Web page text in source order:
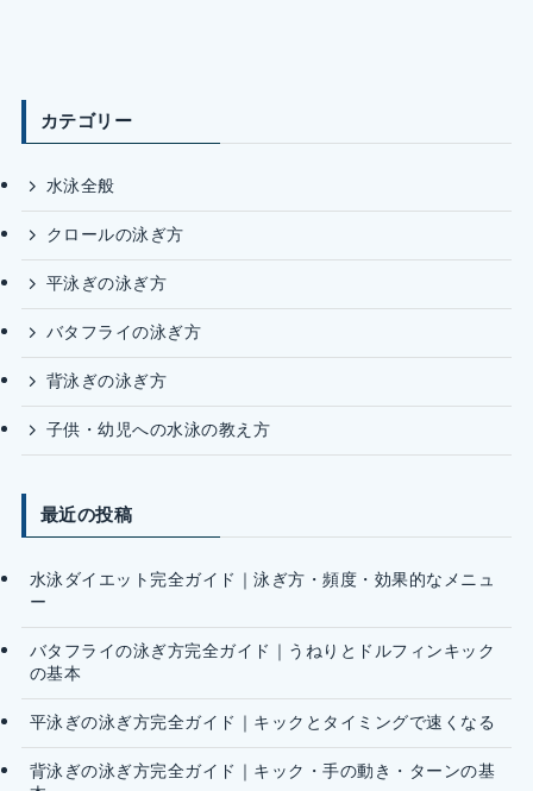
カテゴリー
水泳全般
クロールの泳ぎ方
平泳ぎの泳ぎ方
バタフライの泳ぎ方
背泳ぎの泳ぎ方
子供・幼児への水泳の教え方
最近の投稿
水泳ダイエット完全ガイド｜泳ぎ方・頻度・効果的なメニュ
ー
バタフライの泳ぎ方完全ガイド｜うねりとドルフィンキック
の基本
平泳ぎの泳ぎ方完全ガイド｜キックとタイミングで速くなる
背泳ぎの泳ぎ方完全ガイド｜キック・手の動き・ターンの基